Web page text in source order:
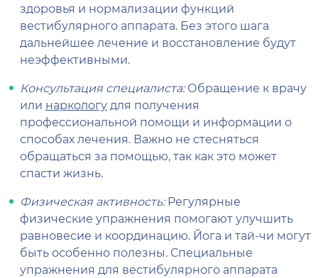
здоровья и нормализации функций
вестибулярного аппарата. Без этого шага
дальнейшее лечение и восстановление будут
неэффективными.
Консультация специалиста:Обращение к врачу
или наркологудля получения
профессиональной помощи и информации о
способах лечения. Важно не стесняться
обращаться за помощью, так как это может
спасти жизнь.
Физическая активность:Регулярные
физические упражнения помогают улучшить
равновесие и координацию. Йога и тай-чи могут
быть особенно полезны. Специальные
упражнения для вестибулярного аппарата